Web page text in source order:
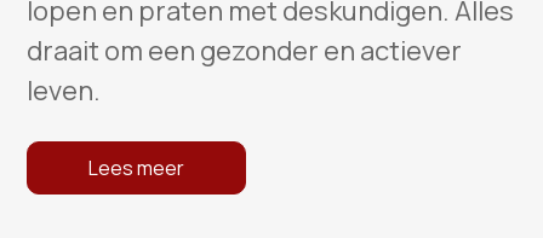
lopen en praten met deskundigen. Alles
draait om een gezonder en actiever
leven.
Lees meer